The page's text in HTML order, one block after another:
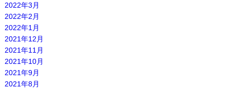
2022年3月
2022年2月
2022年1月
2021年12月
2021年11月
2021年10月
2021年9月
2021年8月